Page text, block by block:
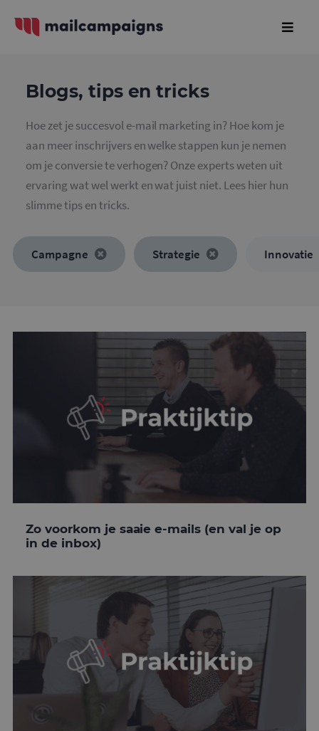
Blogs, tips en tricks
Hoe zet je succesvol e-mail marketing in? Hoe kom je
aan meer inschrijvers en welke stappen kun je nemen
om je conversie te verhogen? Onze experts weten uit
ervaring wat wel werkt en wat juist niet. Lees hier hun
slimme tips en tricks.
Campagne Strategie Innovatie
Zo voorkom je saaie e-mails (en val je op
in de inbox)